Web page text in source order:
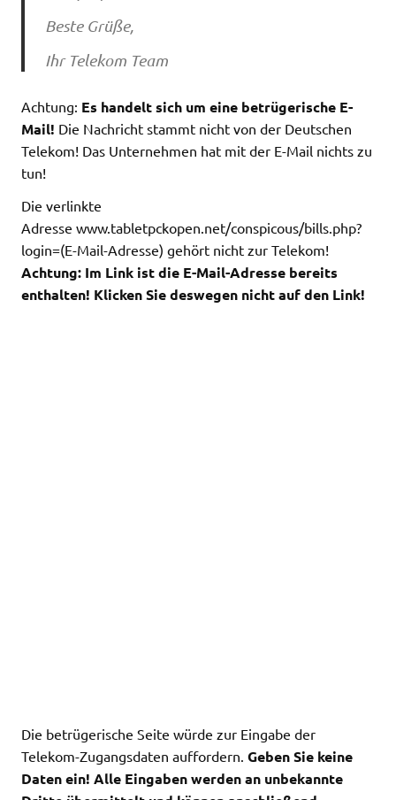
Beste Grüße,
Ihr Telekom Team
Achtung: Es handelt sich um eine betrügerische E-
Mail! Die Nachricht stammt nicht von der Deutschen
Telekom! Das Unternehmen hat mit der E-Mail nichts zu
tun!
Die verlinkte
Adresse www.tabletpckopen.net/conspicous/bills.php?
login=(E-Mail-Adresse) gehört nicht zur Telekom!
Achtung: Im Link ist die E-Mail-Adresse bereits
enthalten! Klicken Sie deswegen nicht auf den Link!
Die betrügerische Seite würde zur Eingabe der
Telekom-Zugangsdaten auffordern. Geben Sie keine
Daten ein! Alle Eingaben werden an unbekannte